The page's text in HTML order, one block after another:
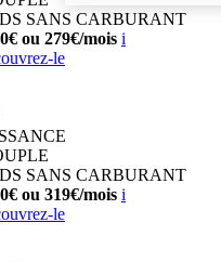
SANS CARBURANT
ou 279€/mois i
le
SANS CARBURANT
ou 319€/mois i
le